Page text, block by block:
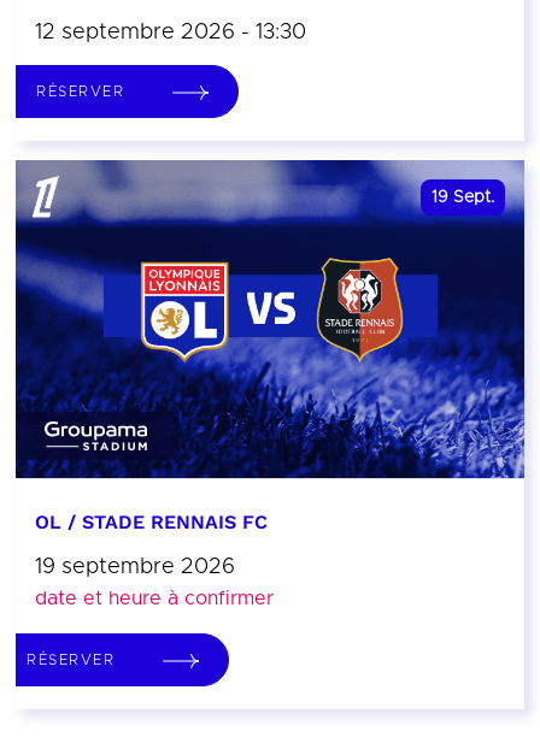
12 septembre 2026 - 13:30
RÉSERVER
19 Sept.
OL / STADE RENNAIS FC
19 septembre 2026
date et heure à confirmer
RÉSERVER